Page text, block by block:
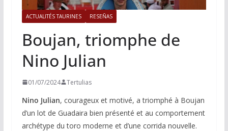
ACTUALITÉS TAURINES RESEÑAS
Boujan, triomphe de
Nino Julian
01/07/2024 Tertulias
Nino Julian, courageux et motivé, a triomphé à Boujan
d’un lot de Guadaira bien présenté et au comportement
archétype du toro moderne et d’une corrida nouvelle.